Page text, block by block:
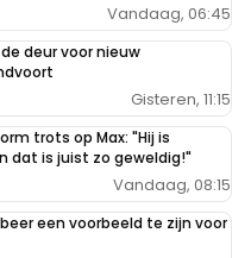
Vandaag, 06:45
deur voor nieuw
Gisteren, 11:15
trots op Max: "Hij is
dat is juist zo geweldig!"
Vandaag, 08:15
een voorbeeld te zijn voor